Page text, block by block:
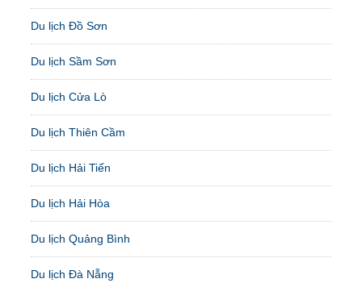
Du lịch Đồ Sơn
Du lịch Sầm Sơn
Du lịch Cửa Lò
Du lịch Thiên Cầm
Du lịch Hải Tiến
Du lịch Hải Hòa
Du lịch Quảng Bình
Du lịch Đà Nẵng